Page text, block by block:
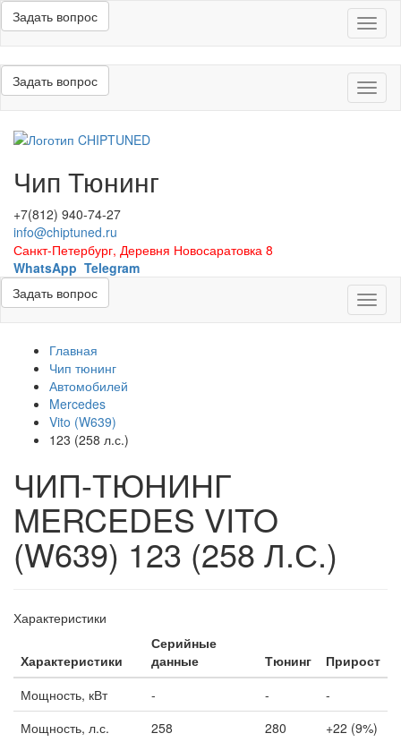
Меню
Задать вопрос
Меню
Задать вопрос
Чип Тюнинг
+7(812) 940-74-27
info@chiptuned.ru
Санкт-Петербург, Деревня Новосаратовка 8
WhatsApp Telegram
Меню
Задать вопрос
Главная
Чип тюнинг
Автомобилей
Mercedes
Vito (W639)
123 (258 л.с.)
ЧИП-ТЮНИНГ
MERCEDES VITO
(W639) 123 (258 Л.С.)
Характеристики
Характеристики
Серийные
данные
Тюнинг
Прирост
Мощность, кВт
- -
-
Мощность, л.с.
258 280
+22 (9%)